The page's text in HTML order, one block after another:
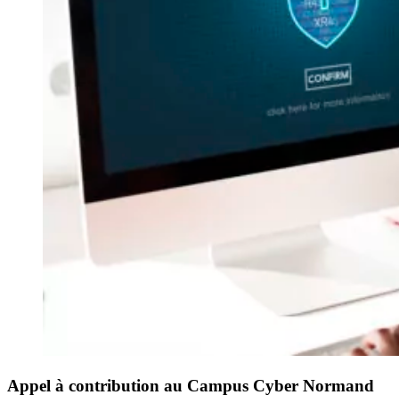
Appel à contribution au Campus Cyber Normand